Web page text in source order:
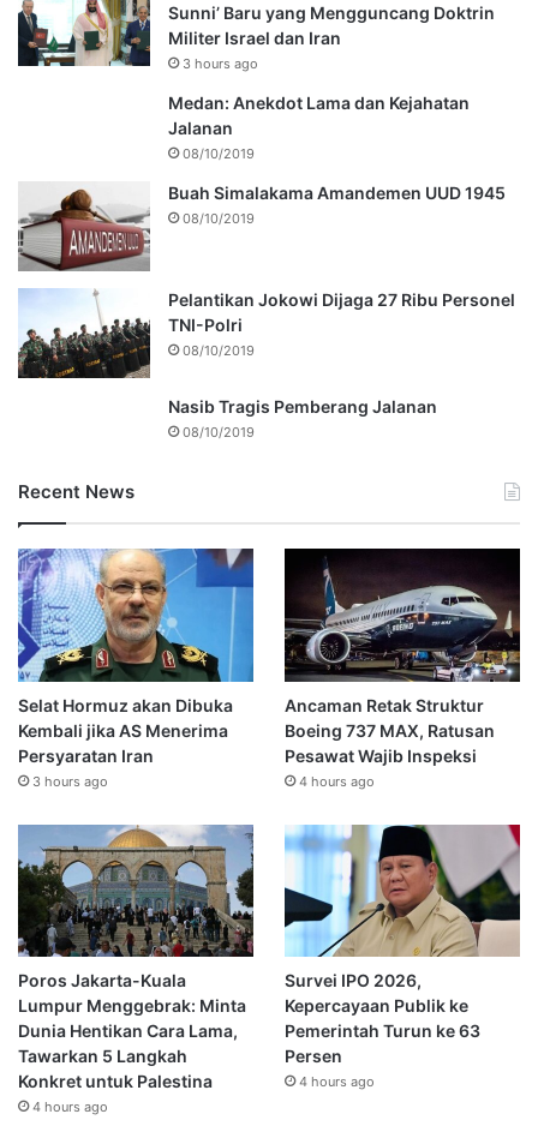
Sunni’ Baru yang Mengguncang Doktrin
Militer Israel dan Iran
3 hours ago
Medan: Anekdot Lama dan Kejahatan
Jalanan
08/10/2019
Buah Simalakama Amandemen UUD 1945
08/10/2019
Pelantikan Jokowi Dijaga 27 Ribu Personel
TNI-Polri
08/10/2019
Nasib Tragis Pemberang Jalanan
08/10/2019
Recent News
Selat Hormuz akan Dibuka
Kembali jika AS Menerima
Persyaratan Iran
3 hours ago
Ancaman Retak Struktur
Boeing 737 MAX, Ratusan
Pesawat Wajib Inspeksi
4 hours ago
Poros Jakarta-Kuala
Lumpur Menggebrak: Minta
Dunia Hentikan Cara Lama,
Tawarkan 5 Langkah
Konkret untuk Palestina
4 hours ago
Survei IPO 2026,
Kepercayaan Publik ke
Pemerintah Turun ke 63
Persen
4 hours ago